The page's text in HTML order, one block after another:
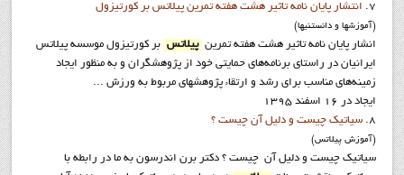
7.
انتشار پايان نامه تاثیر هشت هفته تمرین پیلاتس بر کورتیزول
(آموزشها و دانستنيها)
انشار پايان نامه تاثیر هشت هفته تمرین
پیلاتس بر کورتیزول موسسه پيلاتس
ايرانيان در راستاي برنامه‌هاي حمايتي خود از پژوهشگران و به منظور ايجاد
زمينه‌هاي مناسب براي رشد و ارتقاء پژوهشهاي مربوط به ورزش ...
ایجاد در 16 اسفند 1395
8.
سیاتیک چیست و دلیل آن چیست ؟
(آموزش پيلاتس)
سیاتیک چیست و دلیل آن چیست ؟ دکتر برن اندرسون به ما در رابطه با